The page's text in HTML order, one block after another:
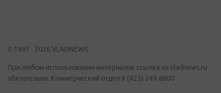
© 1997 - 2026 VLADNEWS
При любом использовании материалов ссылка на vladnews.ru
обязательна. Коммерческий отдел 8 (423) 249-8800